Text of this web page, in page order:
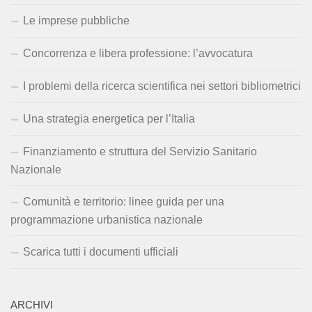
Le imprese pubbliche
Concorrenza e libera professione: l’avvocatura
I problemi della ricerca scientifica nei settori bibliometrici
Una strategia energetica per l’Italia
Finanziamento e struttura del Servizio Sanitario
Nazionale
Comunità e territorio: linee guida per una
programmazione urbanistica nazionale
Scarica tutti i documenti ufficiali
ARCHIVI